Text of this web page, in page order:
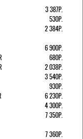
3 387Р.
530Р.
2 384Р.
6 900Р.
680Р.
2 038Р.
3 540Р.
930Р.
6 230Р.
4 300Р.
7 350Р.
7 360Р.